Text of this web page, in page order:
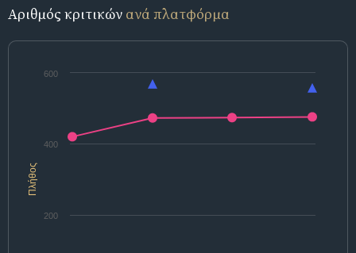
Αριθμός κριτικών ανά πλατφόρμα
Πλήθος
200
400
600